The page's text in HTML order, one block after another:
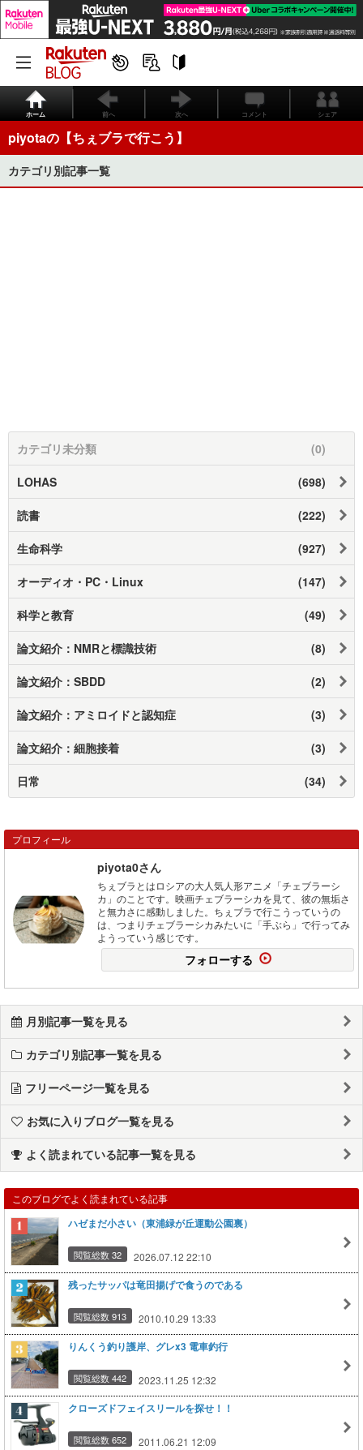
ホーム 前へ 次へ コメント シェア
piyotaの【ちぇブラで行こう】
カテゴリ別記事一覧
カテゴリ未分類 (0)
LOHAS (698)
読書 (222)
生命科学 (927)
オーディオ・PC・Linux (147)
科学と教育 (49)
論文紹介：NMRと標識技術 (8)
論文紹介：SBDD (2)
論文紹介：アミロイドと認知症 (3)
論文紹介：細胞接着 (3)
日常 (34)
プロフィール
piyota0さん
ちぇブラとはロシアの大人気人形アニメ「チェブラーシ
カ」のことです。映画チェブラーシカを見て、彼の無垢さ
と無力さに感動しました。ちぇブラで行こうっていうの
は、つまりチェブラーシカみたいに「手ぶら」で行ってみ
ようっていう感じです。
フォローする
月別記事一覧を見る
カテゴリ別記事一覧を見る
フリーページ一覧を見る
お気に入りブログ一覧を見る
よく読まれている記事一覧を見る
このブログでよく読まれている記事
ハゼまだ小さい（東浦緑が丘運動公園裏）
閲覧総数 32 2026.07.12 22:10
残ったサッパは竜田揚げで食うのである
閲覧総数 913 2010.10.29 13:33
りんくう釣り護岸、グレx3 電車釣行
閲覧総数 442 2023.11.25 12:32
クローズドフェイスリールを探せ！！
閲覧総数 652 2011.06.21 12:09